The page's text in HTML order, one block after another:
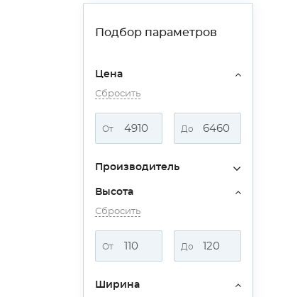
Подбор параметров
Цена
Сбросить
От До
Производитель
Высота
Сбросить
От До
Ширина